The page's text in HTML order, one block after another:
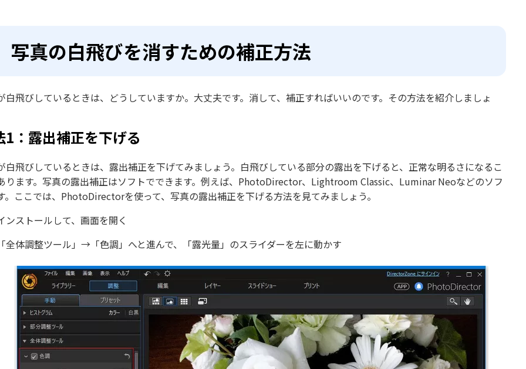
写真の白飛びを消すための補正方法
白飛びしているときは、どうしていますか。大丈夫です。消して、補正すればいいのです。その方法を紹介しましょ
1：露出補正を下げる
白飛びしているときは、露出補正を下げてみましょう。白飛びしている部分の露出を下げると、正常な明るさになるこ
ります。写真の露出補正はソフトでできます。例えば、PhotoDirector、Lightroom Classic、Luminar Neoなどのソフ
。ここでは、PhotoDirectorを使って、写真の露出補正を下げる方法を見てみましょう。
ンストールして、画面を開く
全体調整ツール」→「色調」へと進んで、「露光量」のスライダーを左に動かす